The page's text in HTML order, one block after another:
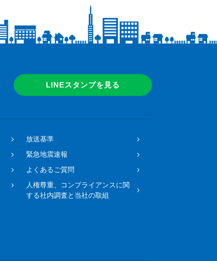
LINEスタンプを見る
放送基準
緊急地震速報
よくあるご質問
人権尊重、コンプライアンスに関
する社内調査と当社の取組